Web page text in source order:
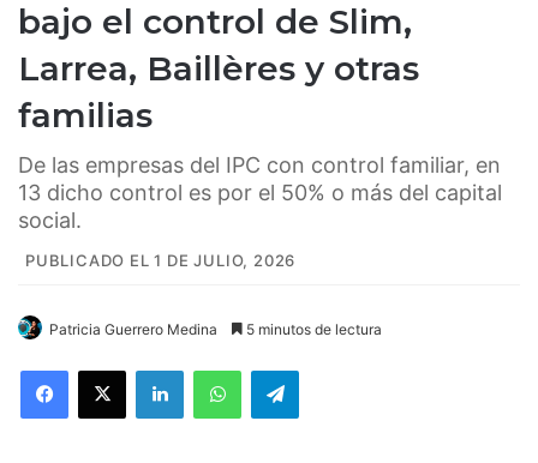
bajo el control de Slim,
Larrea, Baillères y otras
familias
De las empresas del IPC con control familiar, en
13 dicho control es por el 50% o más del capital
social.
PUBLICADO EL 1 DE JULIO, 2026
Patricia Guerrero Medina 5 minutos de lectura